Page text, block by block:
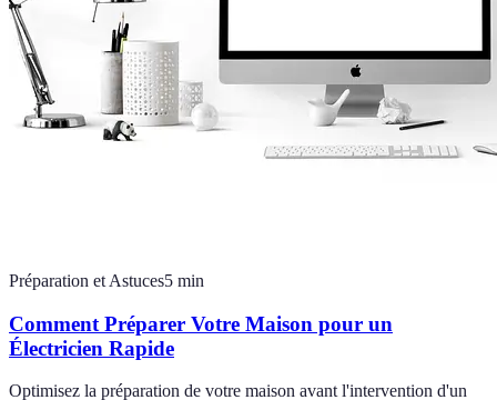
Préparation et Astuces5 min
Comment Préparer Votre Maison pour un
Électricien Rapide
Optimisez la préparation de votre maison avant l'intervention d'un